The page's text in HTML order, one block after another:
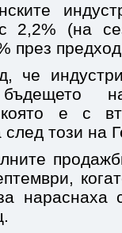
2,2% (на
през
че
на
е с
този на
нараснаха